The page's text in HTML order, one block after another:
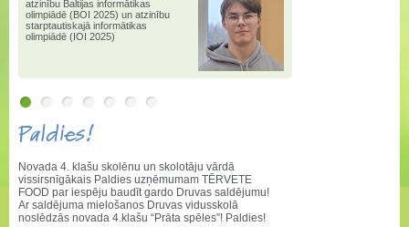
atzinību Baltijas informātikas
olimpiādē (BOI 2025) un atzinību
starptautiskajā informātikas
olimpiādē (IOI 2025)
Paldies!
Novada 4. klašu skolēnu un skolotāju vārdā
vissirsnīgākais Paldies uzņēmumam TĒRVETE
FOOD par iespēju baudīt gardo Druvas saldējumu!
Ar saldējuma mielošanos Druvas vidusskolā
noslēdzās novada 4.klašu “Prāta spēles”! Paldies!